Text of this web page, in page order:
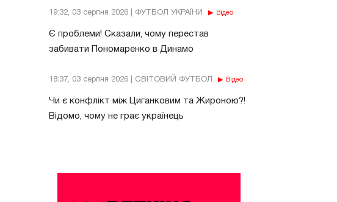
19:32, 03 серпня 2026 | ФУТБОЛ УКРАЇНИ Відео
Є проблеми! Сказали, чому перестав
забивати Пономаренко в Динамо
18:37, 03 серпня 2026 | СВІТОВИЙ ФУТБОЛ Відео
Чи є конфлікт між Циганковим та Жироною?!
Відомо, чому не грає українець